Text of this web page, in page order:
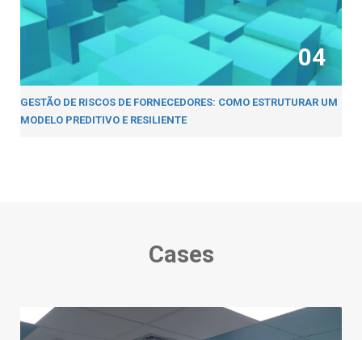
04
GESTÃO DE RISCOS DE FORNECEDORES: COMO ESTRUTURAR UM
MODELO PREDITIVO E RESILIENTE
Cases